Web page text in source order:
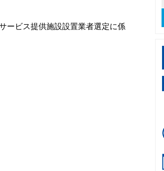
ービス提供施設設置業者選定に係